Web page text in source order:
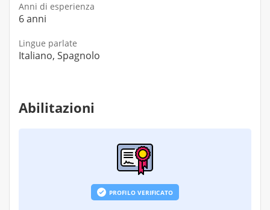
Anni di esperienza
6 anni
Lingue parlate
Italiano, Spagnolo
Abilitazioni
PROFILO VERIFICATO